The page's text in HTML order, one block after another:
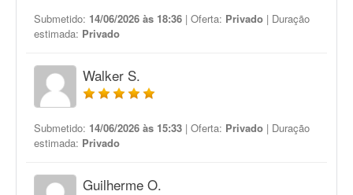
Submetido: 14/06/2026 às 18:36 | Oferta: Privado | Duração
estimada: Privado
Walker S.
Submetido: 14/06/2026 às 15:33 | Oferta: Privado | Duração
estimada: Privado
Guilherme O.